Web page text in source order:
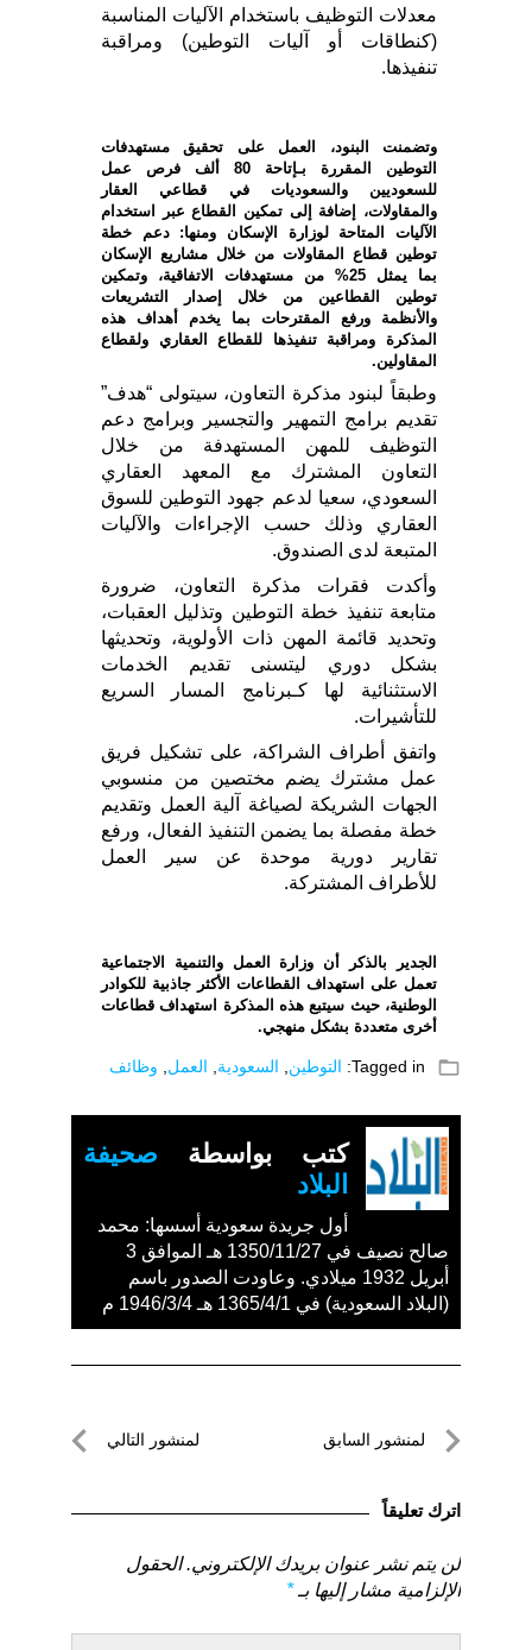
معدلات التوظيف باستخدام الآليات المناسبة
(كنطاقات أو آليات التوطين) ومراقبة
تنفيذها.
وتضمنت البنود، العمل على تحقيق مستهدفات
التوطين المقررة بـإتاحة 80 ألف فرص عمل
للسعوديين والسعوديات في قطاعي العقار
والمقاولات، إضافة إلى تمكين القطاع عبر استخدام
الآليات المتاحة لوزارة الإسكان ومنها: دعم خطة
توطين قطاع المقاولات من خلال مشاريع الإسكان
بما يمثل 25% من مستهدفات الاتفاقية، وتمكين
توطين القطاعين من خلال إصدار التشريعات
والأنظمة ورفع المقترحات بما يخدم أهداف هذه
المذكرة ومراقبة تنفيذها للقطاع العقاري ولقطاع
المقاولين.
وطبقاً لبنود مذكرة التعاون، سيتولى “هدف”
تقديم برامج التمهير والتجسير وبرامج دعم
التوظيف للمهن المستهدفة من خلال
التعاون المشترك مع المعهد العقاري
السعودي، سعيا لدعم جهود التوطين للسوق
العقاري وذلك حسب الإجراءات والآليات
المتبعة لدى الصندوق.
وأكدت فقرات مذكرة التعاون، ضرورة
متابعة تنفيذ خطة التوطين وتذليل العقبات،
وتحديد قائمة المهن ذات الأولوية، وتحديثها
بشكل دوري ليتسنى تقديم الخدمات
الاستثنائية لها كـبرنامج المسار السريع
للتأشيرات.
واتفق أطراف الشراكة، على تشكيل فريق
عمل مشترك يضم مختصين من منسوبي
الجهات الشريكة لصياغة آلية العمل وتقديم
خطة مفصلة بما يضمن التنفيذ الفعال، ورفع
تقارير دورية موحدة عن سير العمل
للأطراف المشتركة.
الجدير بالذكر أن وزارة العمل والتنمية الاجتماعية
تعمل على استهداف القطاعات الأكثر جاذبية للكوادر
الوطنية، حيث سيتبع هذه المذكرة استهداف قطاعات
أخرى متعددة بشكل منهجي.
folder_open
Tagged in: التوطين السعودية العمل وظائف
كتب بواسطة صحيفة
البلاد
أول جريدة سعودية أسسها: محمد
صالح نصيف في 1350/11/27 هـ الموافق 3
أبريل 1932 ميلادي. وعاودت الصدور باسم
(البلاد السعودية) في 1365/4/1 هـ 1946/3/4 م
تصفّحلمنشور السابق
السابق
لمنشور التالي
اترك تعليقاً
لن يتم نشر عنوان بريدك الإلكتروني. الحقول
الإلزامية مشار إليها بـ*